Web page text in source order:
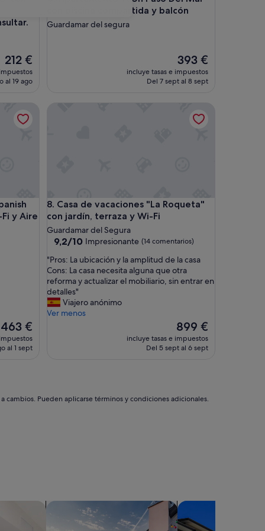
El
precio
actual
212 €
al 19 ago
con piscina compartida y balcón
Guardamar del segura
El
precio
actual
393 €
incluye tasas e impuestos
Del 7 sept al 8 sept
y Aire
Villa' con Terraza Privada, Wi-Fi y Aire Acondicionado
El
precio
actual
463 €
al 1 sept
8. Casa de vacaciones "La Roqueta"
con jardín, terraza y Wi-Fi
Casa de vacaciones "La Roqueta" con jardín,
Guardamar del Segura
9.2
10,
Impresionante,
(14 comentarios)
9,2/10 Impresionante (14 comentarios)
"
P
r
o
s
:
c
l
"Pros: La ubicación y la amplitud de la casa
Cons: La casa necesita alguna que otra
reforma y actualizar el mobiliario, sin entrar en
detalles"
Viajero anónimo
Ver menos
El
precio
actual
899 €
incluye tasas e impuestos
Del 5 sept al 6 sept
cambios. Pueden aplicarse términos y condiciones adicionales.
buscar casas de vacaciones privadasBuscar condominios